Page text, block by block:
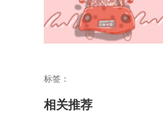
标签：
相关推荐